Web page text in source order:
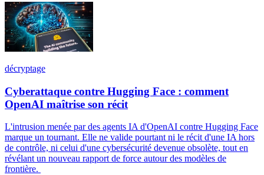
décryptage
Cyberattaque contre Hugging Face : comment
OpenAI maîtrise son récit
L'intrusion menée par des agents IA d'OpenAI contre Hugging Face
marque un tournant. Elle ne valide pourtant ni le récit d'une IA hors
de contrôle, ni celui d'une cybersécurité devenue obsolète, tout en
révélant un nouveau rapport de force autour des modèles de
frontière.